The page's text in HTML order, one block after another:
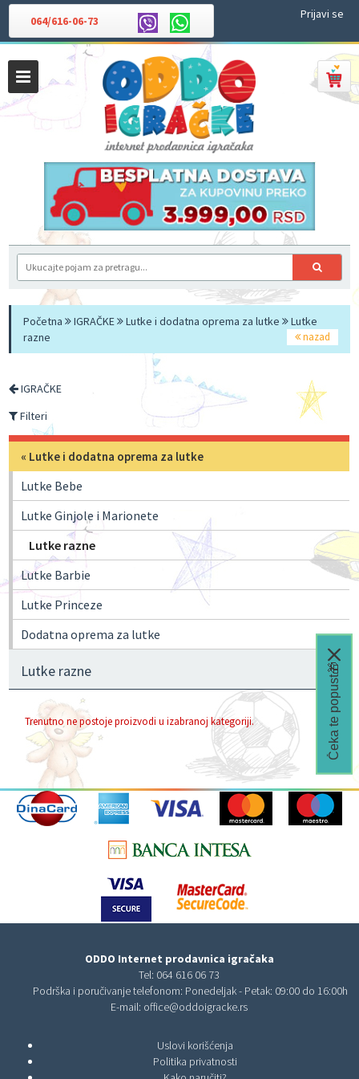
064/616-06-73 Prijavi se
Početna IGRAČKE Lutke i dodatna oprema za lutke
Lutke
razne
nazad
IGRAČKE
Filteri
« Lutke i dodatna oprema za lutke
Lutke Bebe
Lutke Ginjole i Marionete
Lutke razne
Lutke Barbie
Lutke Princeze
Dodatna oprema za lutke
Lutke razne
Trenutno ne postoje proizvodi u izabranoj kategoriji.
ODDO Internet prodavnica igračaka
Tel: 064 616 06 73
Podrška i poručivanje telefonom: Ponedeljak - Petak: 09:00 do 16:00h
E-mail: office@oddoigracke.rs
Uslovi korišćenja
Politika privatnosti
Čeka te popust🎁